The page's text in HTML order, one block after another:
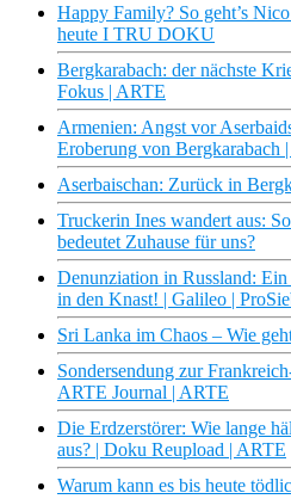
Happy Family? So geht’s
heute I TRU DOKU
Bergkarabach: der nächste
Fokus | ARTE
Armenien: Angst vor
Eroberung von Bergkarabach
Aserbaischan: Zurück in
Truckerin Ines wandert aus:
bedeutet Zuhause für uns?
Denunziation in Russland: Ein
in den Knast! | Galileo |
Sri Lanka im Chaos – Wie
Sondersendung zur
ARTE Journal | ARTE
Die Erdzerstörer: Wie lange
aus? | Doku Reupload | ARTE
Warum kann es bis heute